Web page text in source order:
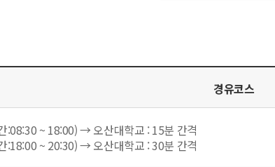
경유코스
:08:30 ~ 18:00) → 오산대학교 : 15분 간격
:18:00 ~ 20:30) → 오산대학교 : 30분 간격